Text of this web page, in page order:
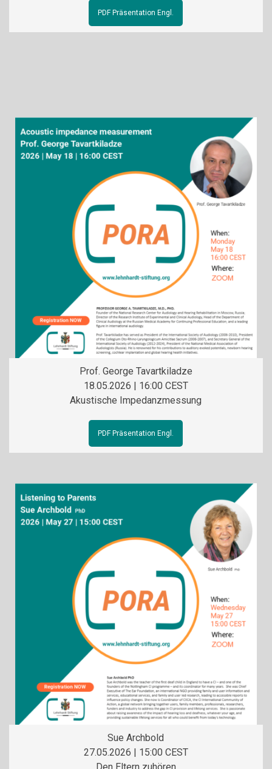
PDF Präsentation Engl.
Prof. George Tavartkiladze
18.05.2026 | 16:00 CEST
Akustische Impedanzmessung
PDF Präsentation Engl.
Sue Archbold
27.05.2026 | 15:00 CEST
Den Eltern zuhören